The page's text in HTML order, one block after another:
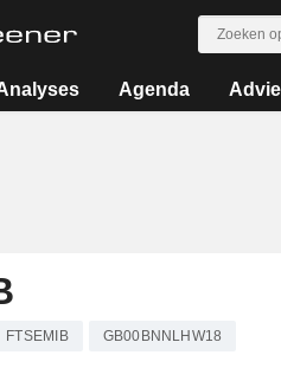
Agenda
FTSEMIB GB00BNNLHW18